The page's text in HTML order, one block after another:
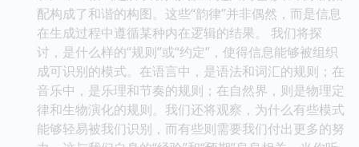
配构成了和谐的构图。这些“韵律”并非偶然，而是信息
在生成过程中遵循某种内在逻辑的结果。 我们将探
讨，是什么样的“规则”或“约定”，使得信息能够被组织
成可识别的模式。在语言中，是语法和词汇的规则；在
音乐中，是乐理和节奏的规则；在自然界，则是物理定
律和生物演化的规则。我们还将观察，为什么有些模式
能够轻易被我们识别，而有些则需要我们付出更多的努